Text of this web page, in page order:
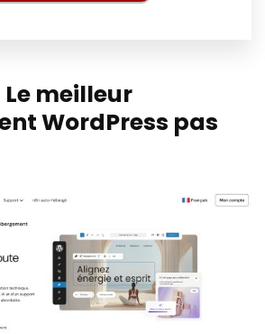
Le meilleur
WordPress pas